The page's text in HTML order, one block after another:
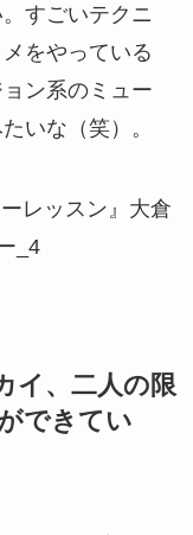
すごいテクニ
をやっている
ン系のミュー
いな（笑）。
イ、二人の限
できてい